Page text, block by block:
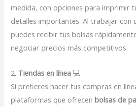
medida, con opciones para imprimir
detalles importantes. Al trabajar con
puedes recibir tus bolsas
negociar precios más competitivos.
2. Tiendas en línea 💻
Si prefieres hacer tus compras en
plataformas que ofrecenbolsas de